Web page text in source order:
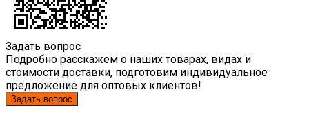
Задать вопрос
Подробно расскажем о наших товарах, видах и
стоимости доставки, подготовим индивидуальное
предложение для оптовых клиентов!
Задать вопрос